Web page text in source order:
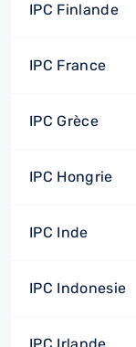
IPC Finlande
IPC France
IPC Grèce
IPC Hongrie
IPC Inde
IPC Indonesie